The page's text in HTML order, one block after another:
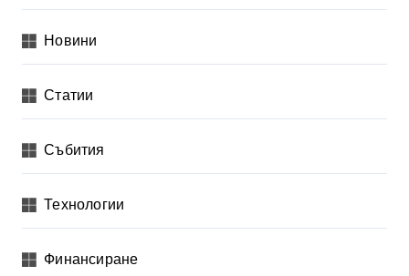
Новини
Статии
Събития
Технологии
Финансиране